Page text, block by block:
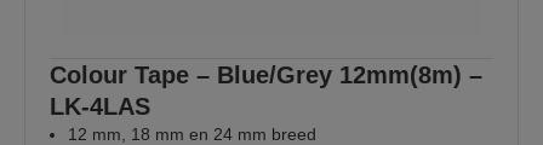
Colour Tape – Blue/Grey 12mm(8m) –
LK-4LAS
12 mm, 18 mm en 24 mm breed